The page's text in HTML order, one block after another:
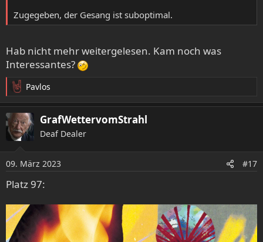
Zugegeben, der Gesang ist suboptimal.
Hab nicht mehr weitergelesen. Kam noch was
Interessantes?
R
e
a
k
t
n
e
n
:
Pavlos
GrafWettervomStrahl
Deaf Dealer
09. März 2023 #17
Platz 97: